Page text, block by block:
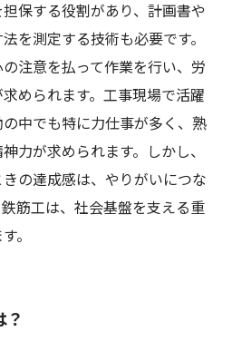
保する役割があり、計画書や
を測定する技術も必要です。
注意を払って作業を行い、労
められます。工事現場で活躍
中でも特に力仕事が多く、熟
力が求められます。しかし、
の達成感は、やりがいにつな
筋工は、社会基盤を支える重
。